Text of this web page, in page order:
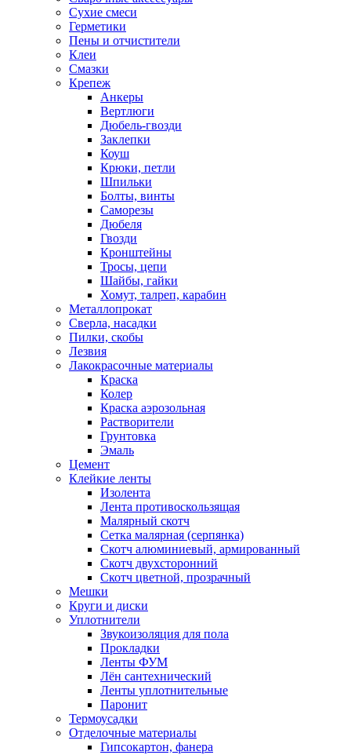
Сухие смеси
Герметики
Пены и отчистители
Клеи
Смазки
Крепеж
Анкеры
Вертлюги
Дюбель-гвозди
Заклепки
Коуш
Крюки, петли
Шпильки
Болты, винты
Саморезы
Дюбеля
Гвозди
Кронштейны
Тросы, цепи
Шайбы, гайки
Хомут, талреп, карабин
Металлопрокат
Сверла, насадки
Пилки, скобы
Лезвия
Лакокрасочные материалы
Краска
Колер
Краска аэрозольная
Растворители
Грунтовка
Эмаль
Цемент
Клейкие ленты
Изолента
Лента противоскользящая
Малярный скотч
Сетка малярная (серпянка)
Скотч алюминиевый, армированный
Скотч двухсторонний
Скотч цветной, прозрачный
Мешки
Круги и диски
Уплотнители
Звукоизоляция для пола
Прокладки
Ленты ФУМ
Лён сантехнический
Ленты уплотнительные
Паронит
Термоусадки
Отделочные материалы
Гипсокартон, фанера